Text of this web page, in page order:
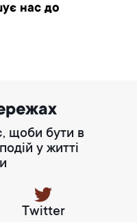
нас до
щоби бути в
у житті
Twitter